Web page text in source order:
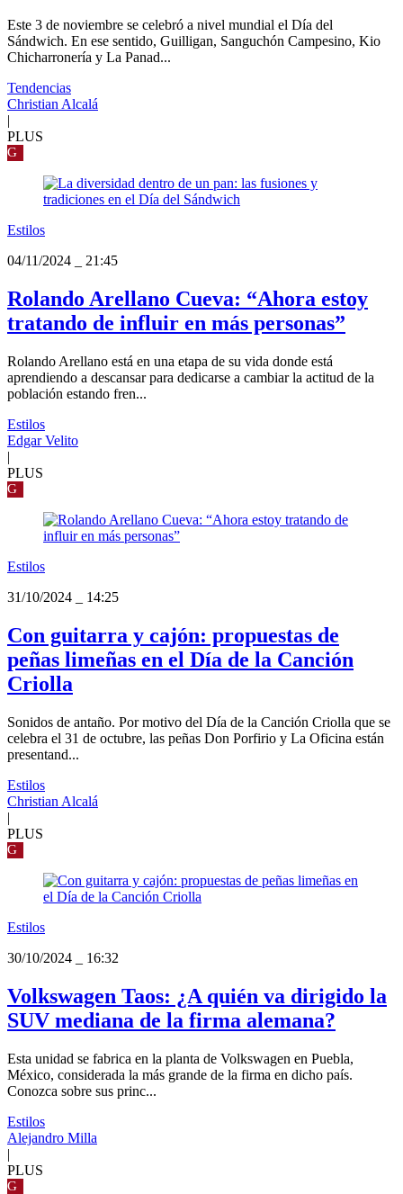
Este 3 de noviembre se celebró a nivel mundial el Día del
Sándwich. En ese sentido, Guilligan, Sanguchón Campesino, Kio
Chicharronería y La Panad...
Tendencias
Christian Alcalá
|
PLUS
G
Estilos
04/11/2024
21:45
Rolando Arellano Cueva: “Ahora estoy
tratando de influir en más personas”
Rolando Arellano está en una etapa de su vida donde está
aprendiendo a descansar para dedicarse a cambiar la actitud de la
población estando fren...
Estilos
Edgar Velito
|
PLUS
G
Estilos
31/10/2024
14:25
Con guitarra y cajón: propuestas de
peñas limeñas en el Día de la Canción
Criolla
Sonidos de antaño. Por motivo del Día de la Canción Criolla que se
celebra el 31 de octubre, las peñas Don Porfirio y La Oficina están
presentand...
Estilos
Christian Alcalá
|
PLUS
G
Estilos
30/10/2024
16:32
Volkswagen Taos: ¿A quién va dirigido la
SUV mediana de la firma alemana?
Esta unidad se fabrica en la planta de Volkswagen en Puebla,
México, considerada la más grande de la firma en dicho país.
Conozca sobre sus princ...
Estilos
Alejandro Milla
|
PLUS
G